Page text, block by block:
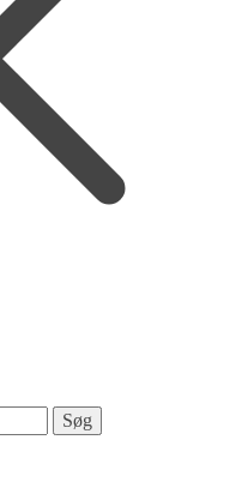
Søg
Søg